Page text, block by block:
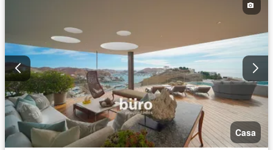
Cocina equipada
Calefacción
Cocina integral
Bodega
Tanque de agua
Permite mascotas
Permite niños
Parcialmente amoblado
Casa